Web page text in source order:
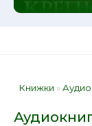
Книжки »